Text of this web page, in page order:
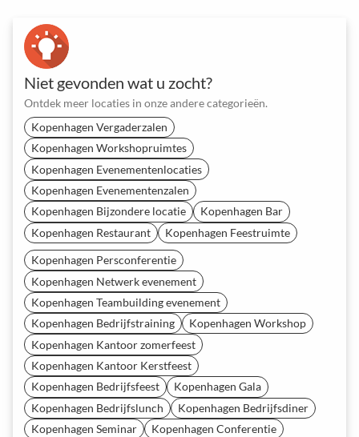
Niet gevonden wat u zocht?
Ontdek meer locaties in onze andere categorieën.
Kopenhagen Vergaderzalen
Kopenhagen Workshopruimtes
Kopenhagen Evenementenlocaties
Kopenhagen Evenementenzalen
Kopenhagen Bijzondere locatie
Kopenhagen Bar
Kopenhagen Restaurant
Kopenhagen Feestruimte
Kopenhagen Persconferentie
Kopenhagen Netwerk evenement
Kopenhagen Teambuilding evenement
Kopenhagen Bedrijfstraining
Kopenhagen Workshop
Kopenhagen Kantoor zomerfeest
Kopenhagen Kantoor Kerstfeest
Kopenhagen Bedrijfsfeest
Kopenhagen Gala
Kopenhagen Bedrijfslunch
Kopenhagen Bedrijfsdiner
Kopenhagen Seminar
Kopenhagen Conferentie